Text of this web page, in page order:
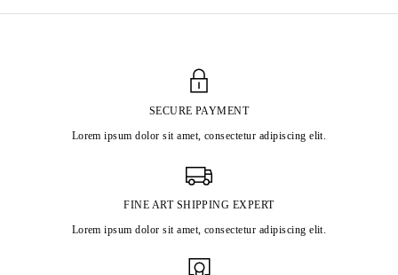
SECURE PAYMENT
Lorem ipsum dolor sit amet, consectetur adipiscing elit.
FINE ART SHIPPING EXPERT
Lorem ipsum dolor sit amet, consectetur adipiscing elit.